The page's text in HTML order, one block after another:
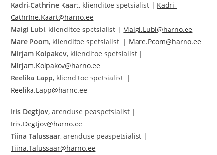
Kadri-Cathrine Kaart, klienditoe spetsialist | Kadri-
Cathrine.Kaart@harno.ee
Maigi Lubi, klienditoe spetsialist | Maigi.Lubi@harno.ee
Mare Poom, klienditoe spetsialist | Mare.Poom@harno.ee
Mirjam Kolpakov, klienditoe spetsialist |
Mirjam.Kolpakov@harno.ee
Reelika Lapp, klienditoe spetsialist |
Reelika.Lapp@harno.ee
Iris Degtjov, arenduse peaspetsialist |
Iris.Degtjov@harno.ee
Tiina Talussaar, arenduse peaspetsialist |
Tiina.Talussaar@harno.ee